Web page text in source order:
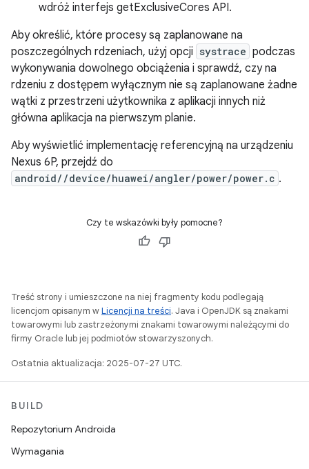
wdróż interfejs getExclusiveCores API.
Aby określić, które procesy są zaplanowane na
poszczególnych rdzeniach, użyj opcji systrace podczas
wykonywania dowolnego obciążenia i sprawdź, czy na
rdzeniu z dostępem wyłącznym nie są zaplanowane żadne
wątki z przestrzeni użytkownika z aplikacji innych niż
główna aplikacja na pierwszym planie.
Aby wyświetlić implementację referencyjną na urządzeniu
Nexus 6P, przejdź do
android//device/huawei/angler/power/power.c .
Czy te wskazówki były pomocne?
Treść strony i umieszczone na niej fragmenty kodu podlegają
licencjom opisanym wLicencji na treści. Java i OpenJDK są znakami
towarowymi lub zastrzeżonymi znakami towarowymi należącymi do
firmy Oracle lub jej podmiotów stowarzyszonych.
Ostatnia aktualizacja: 2025-07-27 UTC.
BUILD
Repozytorium Androida
Wymagania